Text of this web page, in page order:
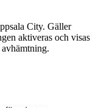
City. Gäller
aktiveras och visas